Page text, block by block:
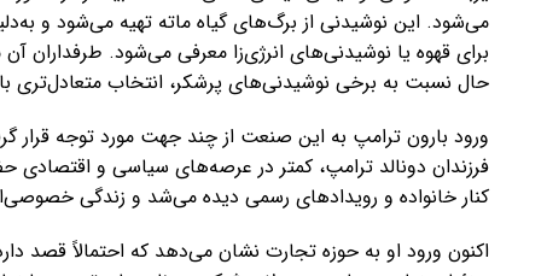
می‌شود. این نوشیدنی از برگ‌های گیاه ماته تهیه می‌شود و
برای قهوه یا نوشیدنی‌های انرژی‌زا معرفی می‌شود. طرفداران
حال نسبت به برخی نوشیدنی‌های پرشکر، انتخاب متعادل‌تری
ورود بارون ترامپ به این صنعت از چند جهت مورد توجه قرار
فرزندان دونالد ترامپ، کمتر در عرصه‌های سیاسی و
کنار خانواده و رویدادهای رسمی دیده می‌شد و زندگی
اکنون ورود او به حوزه تجارت نشان می‌دهد که احتمالاً قصد